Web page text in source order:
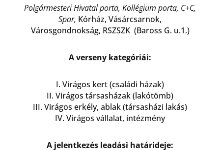
Polgármesteri Hivatal porta, Kollégium porta, C+C,
Spar, Kórház, Vásárcsarnok,
Városgondnokság, RSZSZK (Baross G. u.1.)
A verseny kategóriái:
I. Virágos kert (családi házak)
II. Virágos társasházak (lakótömb)
III. Virágos erkély, ablak (társasházi lakás)
IV. Virágos vállalat, intézmény
A jelentkezés leadási határideje: